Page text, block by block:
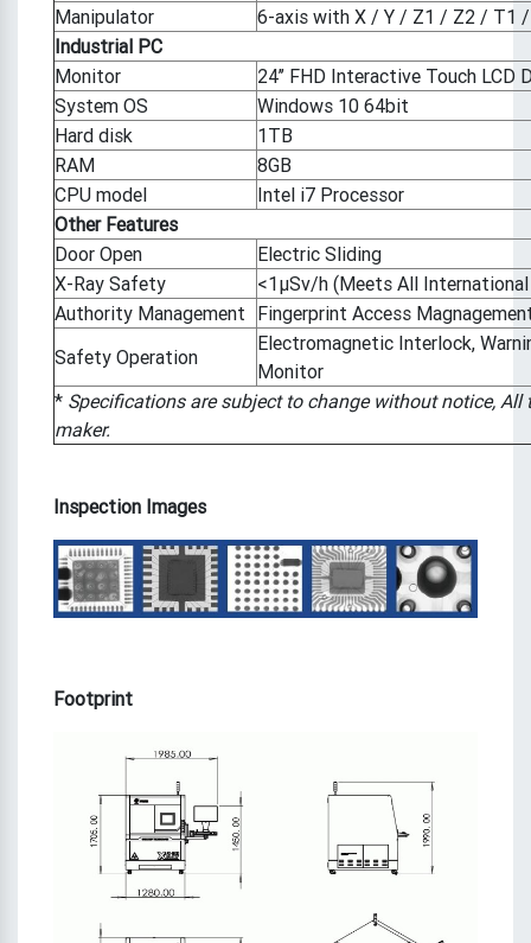
Manipulator
6-axis with X / Y / Z1 / Z2 / T1
Industrial PC
Monitor
24’’ FHD Interactive Touch LCD
System OS
Windows 10 64bit
Hard disk
1TB
RAM
8GB
CPU model
Intel i7 Processor
Other Features
Door Open
Electric Sliding
X-Ray Safety
<1μSv/h (Meets All
Authority Management Fingerprint Access
Safety Operation
Electromagnetic Interlock,
Monitor
* Specifications are subject to change without notice,
maker.
Inspection Images
Footprint